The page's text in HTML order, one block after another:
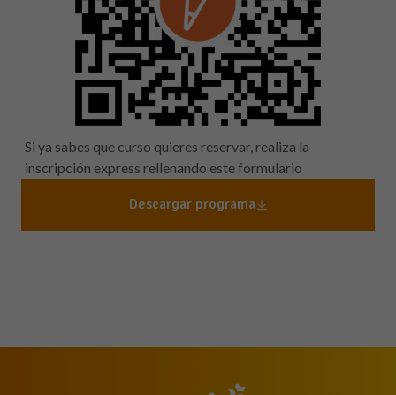
Si ya sabes que curso quieres reservar, realiza la
inscripción express rellenando este formulario
Descargar programa